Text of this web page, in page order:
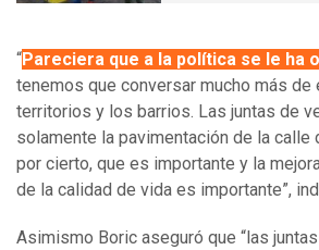
“Pareciera que a la política se le ha
tenemos que conversar mucho más
territorios y los barrios. Las juntas de
solamente la pavimentación de la calle
por cierto, que es importante y la
de la calidad de vida es importante”,
Asimismo Boric aseguró que “las